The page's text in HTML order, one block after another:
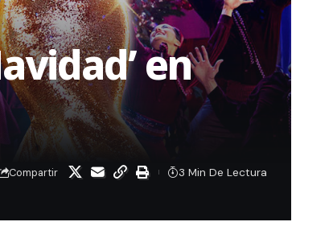
en
Compartir 3 Min De Lectura